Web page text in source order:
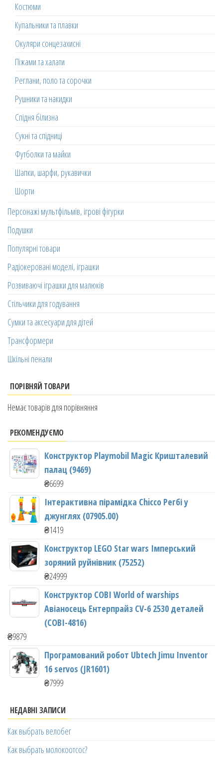
Костюми
Купальники та плавки
Окуляри сонцезахисні
Піжами та халати
Реглани, поло та сорочки
Рушники та накидки
Спідня білизна
Сукні та спідниці
Футболки та майки
Шапки, шарфи, рукавички
Шорти
Персонажі мультфільмів, ігрові фігурки
Подушки
Популярні товари
Радіокеровані моделі, іграшки
Розвиваючі іграшки для малюків
Стільчики для годування
Сумки та аксесуари для дітей
Трансформери
Шкільні пенали
ПОРІВНЯЙ ТОВАРИ
Немає товарів для порівняння
РЕКОМЕНДУЄМО
Конструктор Playmobil Magic Кришталевий
палац (9469)
₴6699
Інтерактивна пірамідка Chicco Регбі у
джунглях (07905.00)
₴1419
Конструктор LEGO Star wars Імперський
зоряний руйнівник (75252)
₴24999
Конструктор COBI World of warships
Авіаносець Ентерпрайз CV-6 2530 деталей
(COBI-4816)
₴9879
Програмований робот Ubtech Jimu Inventor
16 servos (JR1601)
₴7999
НЕДАВНІ ЗАПИСИ
Как выбрать велобег
Как выбрать молокоотсос?